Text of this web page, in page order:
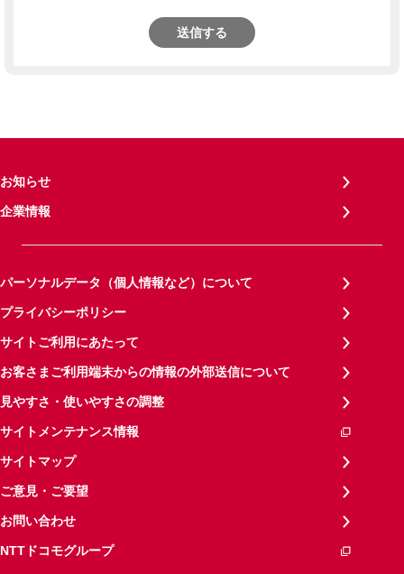
送信する
お知らせ
企業情報
パーソナルデータ（個人情報など）について
プライバシーポリシー
サイトご利用にあたって
お客さまご利用端末からの情報の外部送信について
見やすさ・使いやすさの調整
サイトメンテナンス情報
サイトマップ
ご意見・ご要望
お問い合わせ
NTTドコモグループ